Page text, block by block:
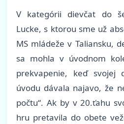
V kategórii dievčat do
Lucke, s ktorou sme už
MS mládeže v Taliansku,
sa mohla v úvodnom
prekvapenie, keď svojej
úvodu dávala najavo, že
počtu“. Ak by v 20.ťahu
hru pretavila do obete